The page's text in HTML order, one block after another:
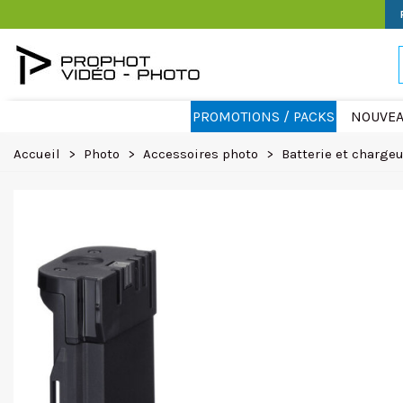
PROMOTIONS / PACKS
Accueil > Photo > Accessoires photo > Batterie et